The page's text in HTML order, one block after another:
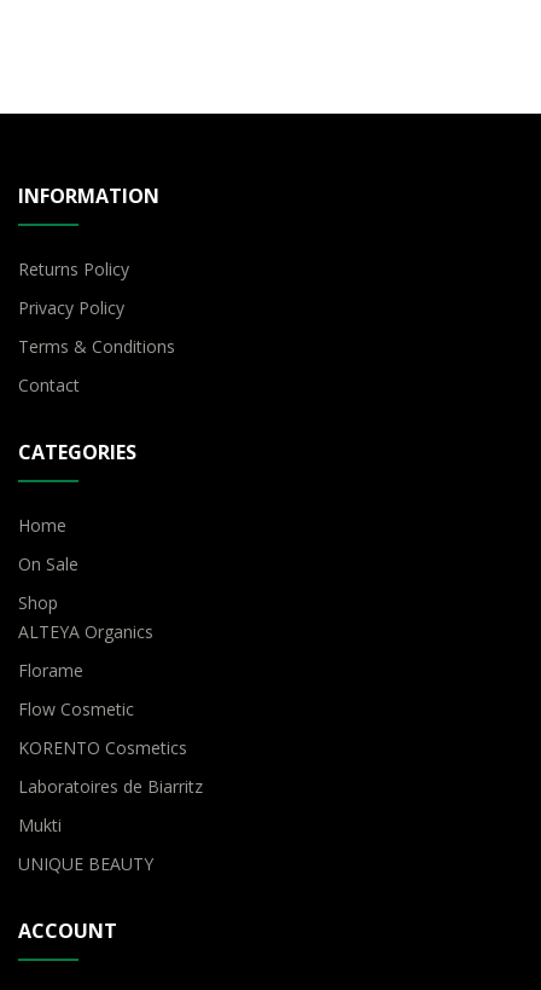
INFORMATION
Returns Policy
Privacy Policy
Terms & Conditions
Contact
CATEGORIES
Home
On Sale
Shop
ALTEYA Organics
Florame
Flow Cosmetic
KORENTO Cosmetics
Laboratoires de Biarritz
Mukti
UNIQUE BEAUTY
ACCOUNT